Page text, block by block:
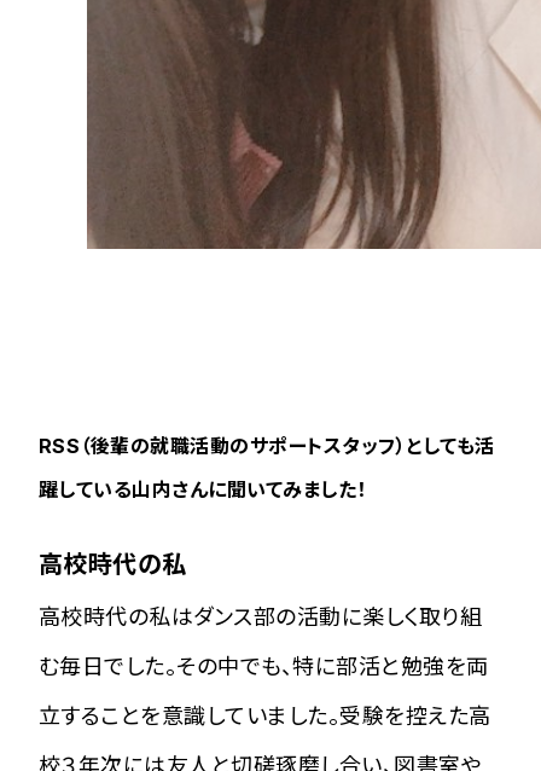
RSS（後輩の就職活動のサポートスタッフ）としても活
躍している山内さんに聞いてみました！
高校時代の私
高校時代の私はダンス部の活動に楽しく取り組
む毎日でした。その中でも、特に部活と勉強を両
立することを意識していました。受験を控えた高
校３年次には友人と切磋琢磨し合い、図書室や